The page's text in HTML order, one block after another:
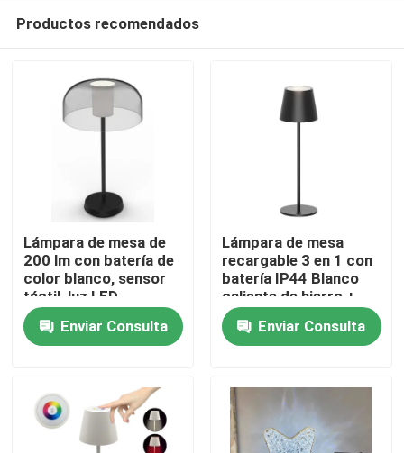
Productos
Vídeos
Demostración de VR
Sobre nosotros
Productos recomendados
Lámpara de mesa de
200 lm con batería de
color blanco, sensor
táctil, luz LED
atenuable, 20000
horas de duración de
la batería
Enviar Consulta
Lámpara de mesa
recargable 3 en 1 con
batería IP44 Blanco
caliente de hierro +
ABS 150lm
Enviar Consulta